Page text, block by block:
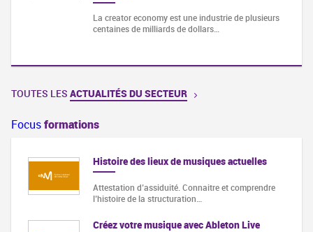
La creator economy est une industrie de plusieurs
centaines de milliards de dollars…
TOUTES LES ACTUALITÉS DU SECTEUR
Focusformations
Histoire des lieux de musiques actuelles
Attestation d’assiduité. Connaitre et comprendre
l’histoire de la structuration…
Créez votre musique avec Ableton Live